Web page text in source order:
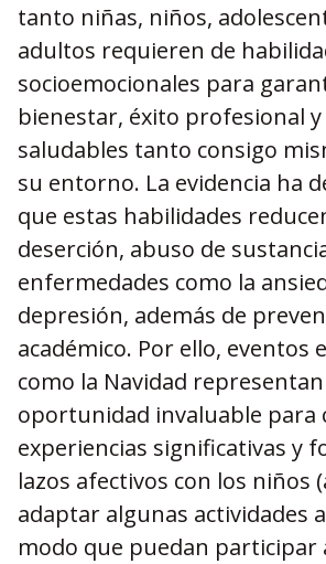
tanto niñas, niños,
adultos requieren de
socioemocionales para
bienestar, éxito profesional
saludables tanto consigo
su entorno. La evidencia ha
que estas habilidades
deserción, abuso de
enfermedades como la
depresión, además de
académico. Por ello, eventos
como la Navidad
oportunidad invaluable para
experiencias significativas y
lazos afectivos con los niños
adaptar algunas actividades
modo que puedan participar